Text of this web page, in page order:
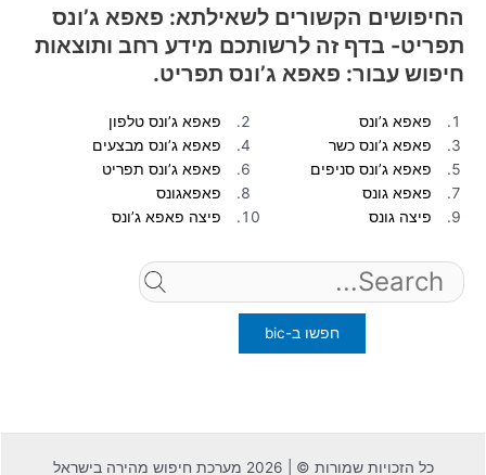
החיפושים הקשורים לשאילתא: פאפא ג’ונס
תפריט- בדף זה לרשותכם מידע רחב ותוצאות
חיפוש עבור: פאפא ג’ונס תפריט.
פאפא ג’ונס
פאפא ג’ונס טלפון
פאפא ג’ונס כשר
פאפא ג’ונס מבצעים
פאפא ג’ונס סניפים
פאפא ג’ונס תפריט
פאפא גונס
פאפאגונס
פיצה גונס
פיצה פאפא ג’ונס
for:
כל הזכויות שמורות © | 2026 מערכת חיפוש מהירה בישראל